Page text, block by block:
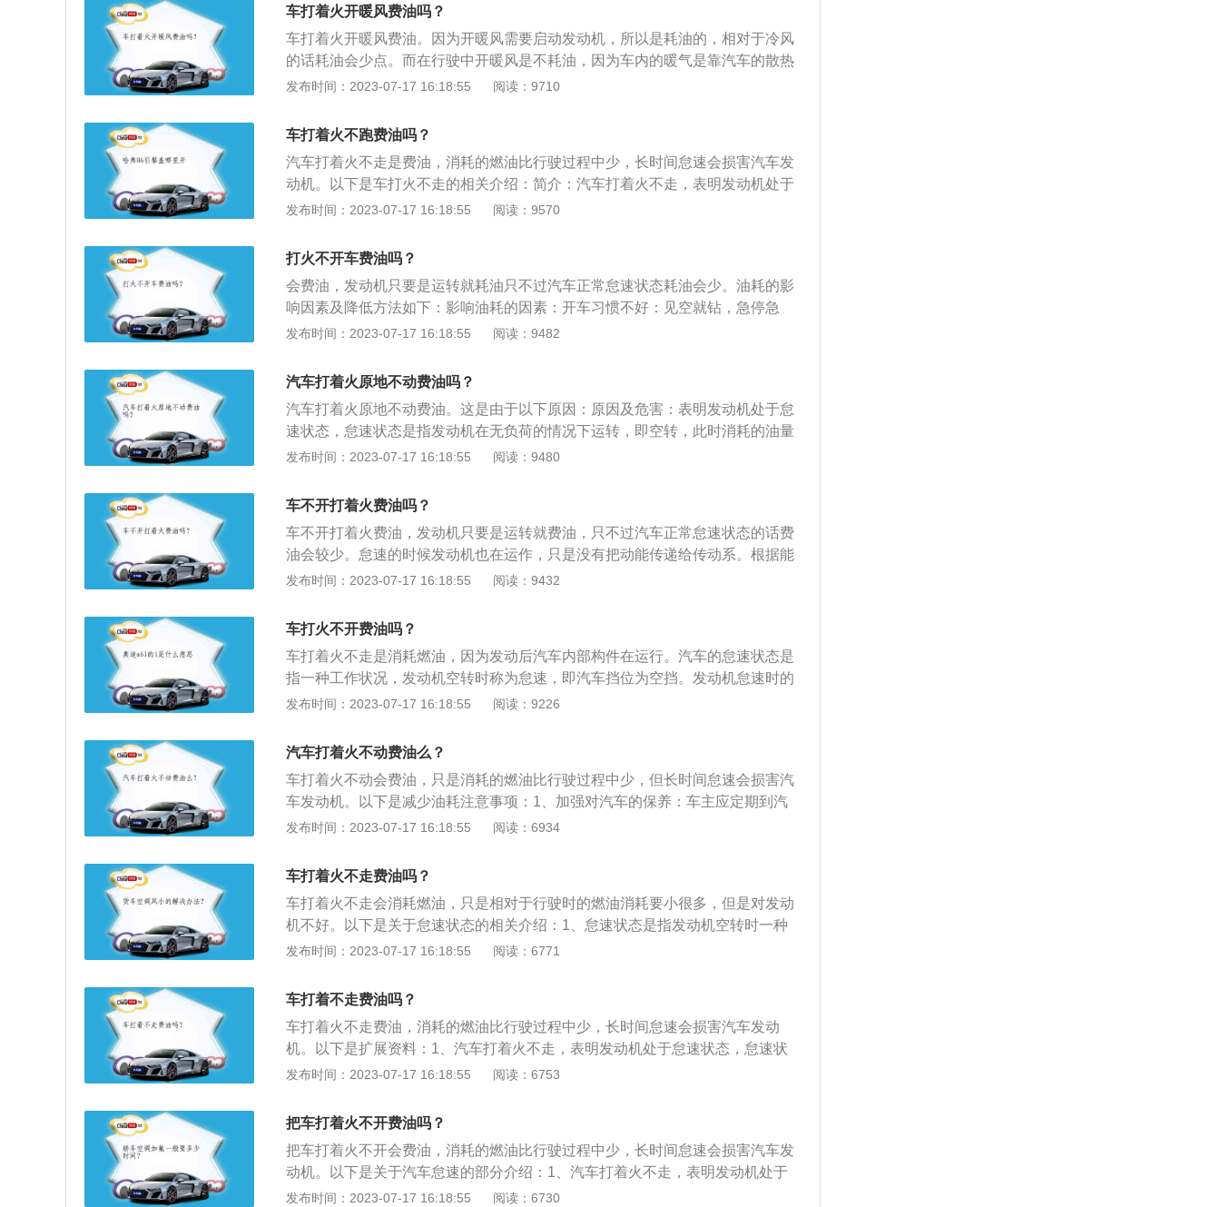
门踏板，这时发动机就处于怠速状态。调整怠速时转速不能突高突低，否则会对
发动机造成早期磨损，最好到汽车维修部门进行调整。
车打着火开暖风费油吗？
车打着火开暖风费油。因为开暖风需要启动发动机，所以是耗油的，相对于冷风
的话耗油会少点。而在行驶中开暖风是不耗油，因为车内的暖气是靠汽车的散热
系统提供的，它和发动机的转速功率没有关系。注意事项如下：个人的操作习惯
油耗持续走高，而且排量越大受到的影响越大。汽车需要定期维修保养这样才好
开又省油，长期没有进行维修保养会导致爱车出现很多问题，比如发动机积碳，
火花塞故障等问题。
发布时间：2023-07-17 16:18:55 阅读：9710
车打着火不跑费油吗？
汽车打着火不走是费油，消耗的燃油比行驶过程中少，长时间怠速会损害汽车发
动机。以下是车打火不走的相关介绍：简介：汽车打着火不走，表明发动机处于
怠速状态，怠速状态是指发动机处于空转，怠速状态下发动机的转速一般在550-
高和怠速低都不好，怠速高会影响发动机油耗，可能会导致发动机油耗升高，发
动机内部温度升高，同时加速发动机磨损，减少发动机使用寿命，发动机长时间
怠速低，容易使汽车熄火，熄火分为两种，一种是怠速时熄火，另一种是汽车在
行驶过程中熄火。
发布时间：2023-07-17 16:18:55 阅读：9570
打火不开车费油吗？
会费油，发动机只要是运转就耗油只不过汽车正常怠速状态耗油会少。油耗的影
响因素及降低方法如下：影响油耗的因素：开车习惯不好：见空就钻，急停急
刹，挂低档开高速等习惯都会导致汽车油耗增加。发动机积碳：发动机在积碳以
辆耗油。在开车时不妨先检测一下车轮的充气问题，而胎压也有仪器可以检测，
及时对车轮进行充气会降低油耗。后备箱过重：后备箱放置太多物品也会让车辆
油耗增加。减少油耗的方法：在驾驶车辆时保持匀速行驶，避免急刹急起，定期
对车辆进行保养。
发布时间：2023-07-17 16:18:55 阅读：9482
汽车打着火原地不动费油吗？
汽车打着火原地不动费油。这是由于以下原因：原因及危害：表明发动机处于怠
速状态，怠速状态是指发动机在无负荷的情况下运转，即空转，此时消耗的油量
很小。怠速的危害：损害发动机。怠速状态下发动机的转速一般在550-800转/分
机油耗升高，发动机内部温度升高，同时加速发动机磨损，减少发动机使用寿
命，发动机长时间怠速低，容易使汽车熄火。低温下热车的方法：汽车打火后原
地怠速一分钟左右，等转速稳定下来，使用低速行驶的方式热车，同时控制好汽
车转速不要超过2000转，这种方法既能节省燃油，还不容易使发动机产生积碳。
发布时间：2023-07-17 16:18:55 阅读：9480
车不开打着火费油吗？
车不开打着火费油，发动机只要是运转就费油，只不过汽车正常怠速状态的话费
油会较少。怠速的时候发动机也在运作，只是没有把动能传递给传动系。根据能
量守恒，行驶时做功比怠速多，行驶费油比较高。汽车的怠速是指一种工作状
速转速，怠速转速可以通过调整风门大小等来调整其高低。怠速即是发动机出工
不出力，在发动机运转时，如果完全放松油门踏板，这时发动机就处于怠速状
态，调整怠速时转速不能突高突低，否则会对发动机造成早期磨损。
发布时间：2023-07-17 16:18:55 阅读：9432
车打火不开费油吗？
车打着火不走是消耗燃油，因为发动后汽车内部构件在运行。汽车的怠速状态是
指一种工作状况，发动机空转时称为怠速，即汽车挡位为空挡。发动机怠速时的
转速被称为怠速转速，怠速转速可以通过调整风门大小等来调整其高低，调整怠
要缓，使用经济车速，正确使用制动。加速要缓，汽车由低挡起步，然后缓缓加
速。避免大油门，急加速。对于在城市中行驶的汽车，采用缓慢加速的方法，节
油量很可观。尽量使用经济车速，汽车在经济车速时，是汽车磨损最小、油耗最
低的状态，是最节省费用。但城市中往往达不到经济车速，而在路况良好时，速
度又大大高于经济车速。因此尽量贴近经济车速，就会减少耗油量。正确使用制
起油门，使汽车自然减速的"以滑代刹"的方法，不仅可以省油，而且还可以减少
机件的磨损。
发布时间：2023-07-17 16:18:55 阅读：9226
汽车打着火不动费油么？
车打着火不动会费油，只是消耗的燃油比行驶过程中少，但长时间怠速会损害汽
车发动机。以下是减少油耗注意事项：1、加强对汽车的保养：车主应定期到汽
车修理厂家做日常保养。2、避免发动机长时间空转：冷启动时，温车不要超过1
方式最省油，在起步阶段，尽量避免猛踩油门，正确的方法是平顺加速，在达到
一定速度后，应尽可能保持匀速行驶。在拥挤路段行驶时，也要看清前面的路
况，避免急刹车。
发布时间：2023-07-17 16:18:55 阅读：6934
车打着火不走费油吗？
车打着火不走会消耗燃油，只是相对于行驶时的燃油消耗要小很多，但是对发动
机不好。以下是关于怠速状态的相关介绍：1、怠速状态是指发动机空转时一种
工作状况。在发动机运转时，如果完全放松油门踏板，这时发动机就处于怠速状
维修部门进行调整。2、怠速是指发动机在无负荷的情况下运转，只需克服自身
内部机件的摩擦阻力，不对外输出功率。维持发动机稳定运转的最低转速被称为
怠速，是发动机五大基本工况之一。工作性能良好的发动机，其怠速一般为550-
800转/分钟。3、怠速转速可以通过调整节气门开度的大小、怠速供油量等来调整
其高低。一般情况下，怠速转速以发动机在怠速范围内不抖动且加速性能良好时
着——白白地烧油。
发布时间：2023-07-17 16:18:55 阅读：6771
车打着不走费油吗？
车打着火不走费油，消耗的燃油比行驶过程中少，长时间怠速会损害汽车发动
机。以下是扩展资料：1、汽车打着火不走，表明发动机处于怠速状态，怠速状
态是指发动机处于空转，怠速状态下发动机的转速一般在550-800转/分钟，如果
怠速高会影响发动机油耗，可能会导致发动机油耗升高，发动机内部温度升高，
同时加速发动机磨损，减少发动机使用寿命，发动机长时间怠速低，容易使汽车
熄火，熄火分为两种，一种是怠速时熄火，另一种是汽车在行驶过程中熄火。
发布时间：2023-07-17 16:18:55 阅读：6753
把车打着火不开费油吗？
把车打着火不开会费油，消耗的燃油比行驶过程中少，长时间怠速会损害汽车发
动机。以下是关于汽车怠速的部分介绍：1、汽车打着火不走，表明发动机处于
怠速状态，怠速状态是指发动机处于空转，怠速状态下发动机的转速一般在550-
发布时间：2023-07-17 16:18:55 阅读：6730